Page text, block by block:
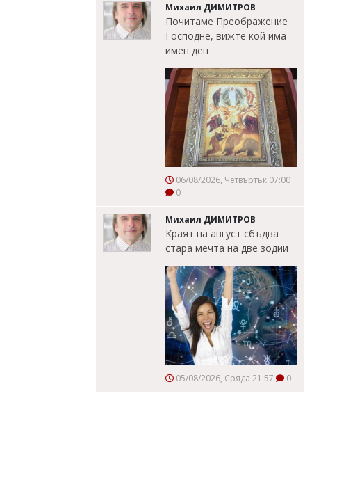
Михаил ДИМИТРОВ
Почитаме Преображение
Господне, вижте кой има
имен ден
06/08/2026, Четвъртък 07:00
0
Михаил ДИМИТРОВ
Краят на август сбъдва
стара мечта на две зодии
05/08/2026, Сряда 21:57 0